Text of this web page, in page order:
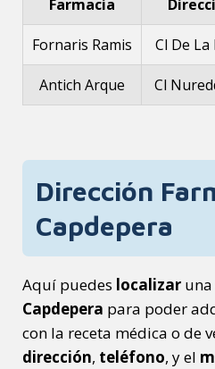
Farmacia
Fornaris Ramis Cl De La
Antich Arque Cl
Dirección
Capdepera
Aquí puedes localizar
Capdepera para poder
con la receta médica o de
dirección, teléfono, y el